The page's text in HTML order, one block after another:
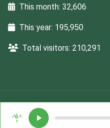
This month: 32,606
This year: 195,950
Total visitors: 210,291
DesignedEga . Content